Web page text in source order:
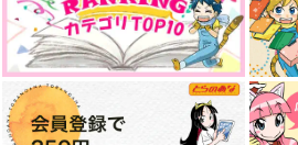
回答B
トレイン
専売 629円（税込）
ヒプノシスマイク
有栖川帝統×夢野幻太郎
おやすみとおはよ
間に
ヲリヲリヲ
専売 777円（税込）
ヒプノシスマイク
有栖川帝統×夢野幻